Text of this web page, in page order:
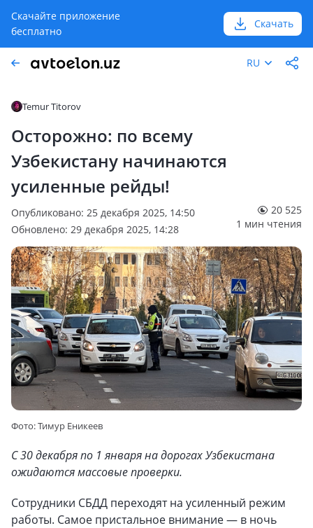
Скачайте приложение
бесплатно
Скачать
RU
Temur Titorov
Осторожно: по всему
Узбекистану начинаются
усиленные рейды!
Опубликовано: 25 декабря 2025, 14:50
Обновлено: 29 декабря 2025, 14:28
20 525
1 мин чтения
Фото: Тимур Еникеев
С 30 декабря по 1 января на дорогах Узбекистана
ожидаются массовые проверки.
Сотрудники СБДД переходят на усиленный режим
работы. Самое пристальное внимание — в ночь